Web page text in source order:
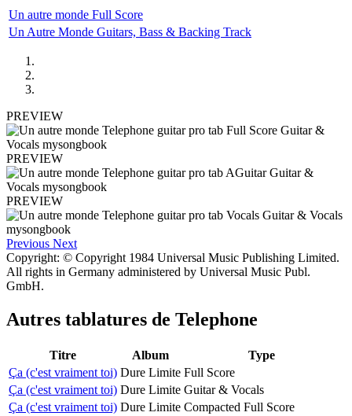
Un autre monde Full Score
Un Autre Monde Guitars, Bass & Backing Track
PREVIEW
PREVIEW
PREVIEW
Previous Next
Copyright: © Copyright 1984 Universal Music Publishing Limited.
All rights in Germany administered by Universal Music Publ.
GmbH.
Autres tablatures de Telephone
Titre Album
Type
Ça (c'est vraiment toi) Dure Limite Full Score
Ça (c'est vraiment toi) Dure Limite Guitar & Vocals
Ça (c'est vraiment toi) Dure Limite Compacted Full Score